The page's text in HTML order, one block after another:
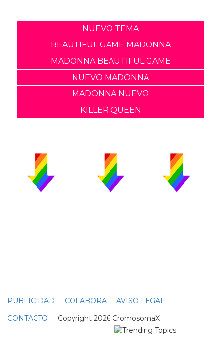
NUEVO TEMA
BEAUTIFUL GAME MADONNA
MADONNA BEAUTIFUL GAME
NUEVO MADONNA
MADONNA NUEVO
KILLER QUEEN
PUBLICIDAD COLABORA
AVISO LEGAL
CONTACTO Copyright 2026 CromosomaX